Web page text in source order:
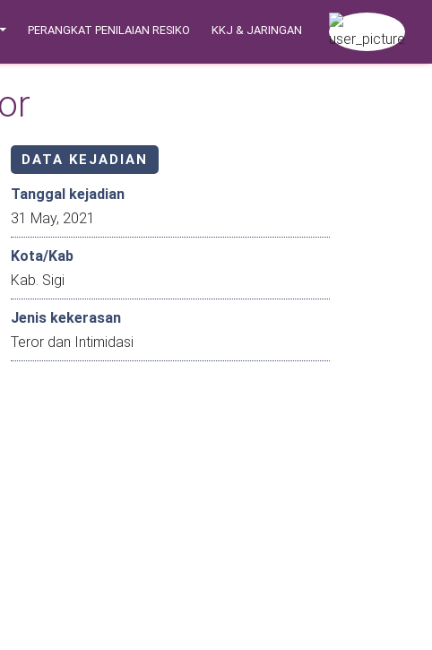
PERANGKAT PENILAIAN RESIKO KKJ & JARINGAN
DATA KEJADIAN
Tanggal kejadian
31 May, 2021
Kota/Kab
Kab. Sigi
Jenis kekerasan
Teror dan Intimidasi